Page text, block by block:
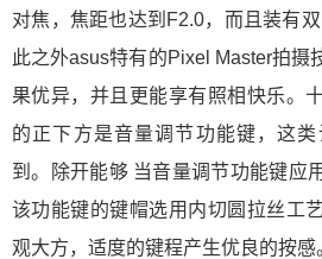
对焦，焦距也达到F2.0，而且装有
此之外asus特有的Pixel Master拍摄
果优异，并且更能享有照相快乐。
的正下方是音量调节功能键，这
到。除开能够 当音量调节功能键应
该功能键的键帽选用内切圆拉丝工
观大方，适度的键程产生优良的按感